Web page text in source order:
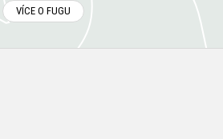
VÍCE O FUGU